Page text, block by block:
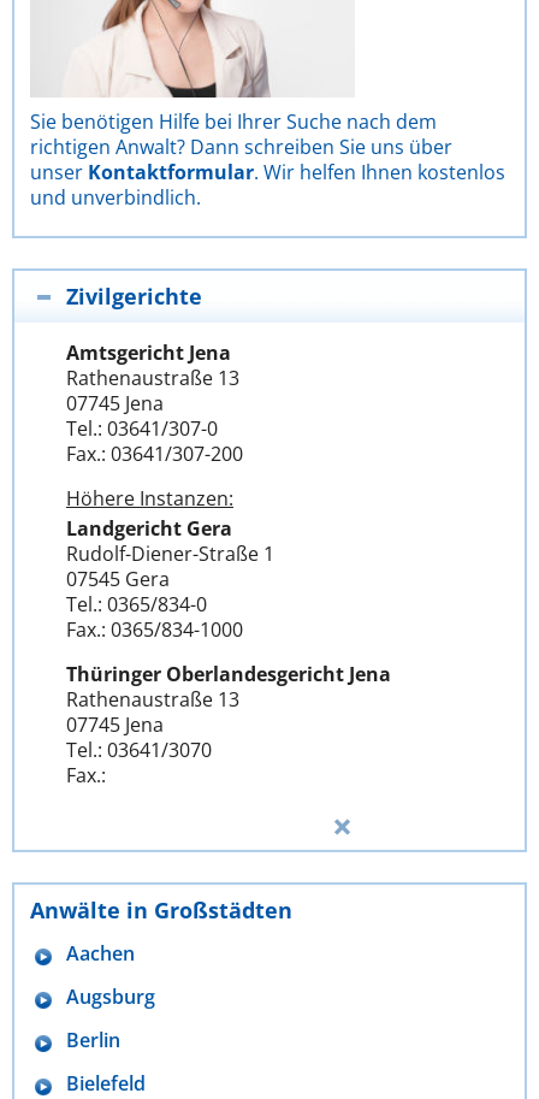
Sie benötigen Hilfe bei Ihrer Suche nach dem
richtigen Anwalt? Dann schreiben Sie uns über
unser Kontaktformular. Wir helfen Ihnen kostenlos
und unverbindlich.
Zivilgerichte
Amtsgericht Jena
Rathenaustraße 13
07745 Jena
Tel.: 03641/307-0
Fax.: 03641/307-200
Höhere Instanzen:
Landgericht Gera
Rudolf-Diener-Straße 1
07545 Gera
Tel.: 0365/834-0
Fax.: 0365/834-1000
Thüringer Oberlandesgericht Jena
Rathenaustraße 13
07745 Jena
Tel.: 03641/3070
Fax.:
Anwälte in Großstädten
Aachen
Augsburg
Berlin
Bielefeld